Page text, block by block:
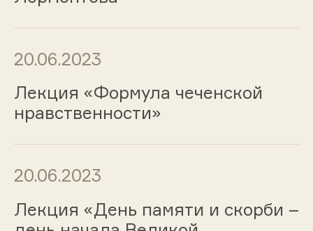
20.06.2023
Лекция «Формула чеченской
нравственности»
20.06.2023
Лекция «День памяти и скорби –